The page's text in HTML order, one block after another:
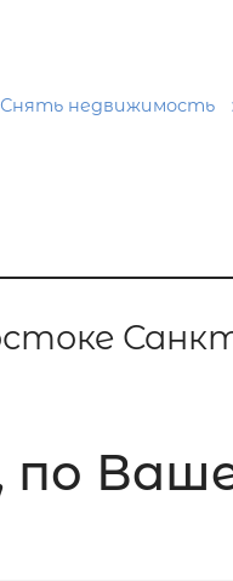
Снять недвижимость